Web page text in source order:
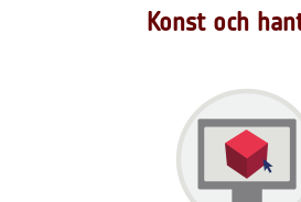
Konst och